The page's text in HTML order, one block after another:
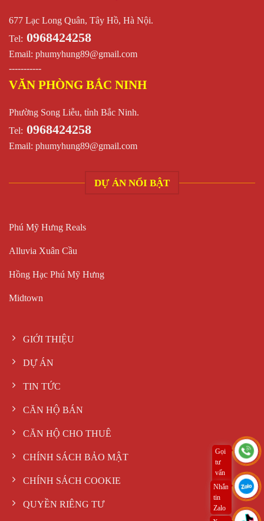
677 Lạc Long Quân, Tây Hồ, Hà Nội.
Tel: 0968424258
Email: phumyhung89@gmail.com
-----------
VĂN PHÒNG BẮC NINH
Phường Song Liễu, tỉnh Bắc Ninh.
Tel: 0968424258
Email: phumyhung89@gmail.com
DỰ ÁN NỔI BẬT
Phú Mỹ Hưng Reals
Alluvia Xuân Cầu
Hồng Hạc Phú Mỹ Hưng
Midtown
GIỚI THIỆU
DỰ ÁN
TIN TỨC
CĂN HỘ BÁN
CĂN HỘ CHO THUÊ
CHÍNH SÁCH BẢO MẬT
CHÍNH SÁCH COOKIE
QUYỀN RIÊNG TƯ
Gọi
tư
vấn
ngay
Nhắn
tin
Zalo